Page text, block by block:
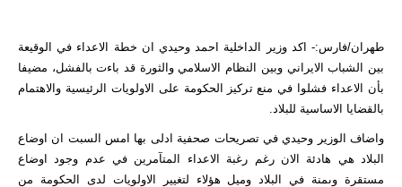
طهران/فارس:- اكد وزير الداخلية احمد وحيدي ان خطة الاعداء في الوقيعة
بين الشباب الايراني وبين النظام الاسلامي والثورة قد باءت بالفشل، مضيفا
بأن الاعداء فشلوا في منع تركيز الحكومة على الاولويات الرئيسية والاهتمام
بالقضايا الاساسية للبلاد.
واضاف الوزير وحيدي في تصريحات صحفية ادلى بها امس السبت ان اوضاع
البلاد هي هادئة الان رغم رغبة الاعداء المتآمرين في عدم وجود اوضاع
مستقرة وىمنة في البلاد وميل هؤلاء لتغيير الاولويات لدى الحكومة من